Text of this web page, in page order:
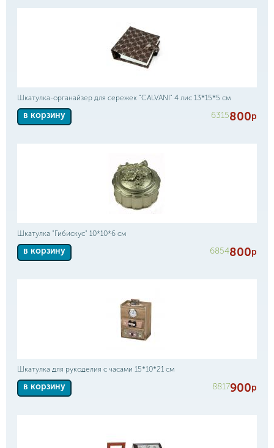
Шкатулка-органайзер для сережек "CALVANI" 4 лис 13*15*5 см
в корзину 6315800р
Шкатулка "Гибискус" 10*10*6 см
в корзину 6854800р
Шкатулка для рукоделия с часами 15*10*21 см
в корзину 8817900р